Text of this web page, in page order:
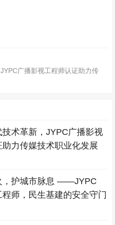
广播影视工程师认证助力传
技术革新，JYPC广播影视
力传媒技术职业化发展
，护城市脉息 ——JYPC
师，民生基建的安全守门